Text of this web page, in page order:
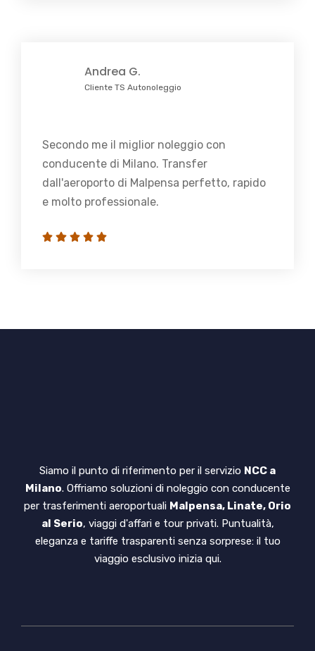
Andrea G.
Cliente TS Autonoleggio
Secondo me il miglior noleggio con
conducente di Milano. Transfer
dall'aeroporto di Malpensa perfetto, rapido
e molto professionale.
Siamo il punto di riferimento per il servizio NCC a
Milano. Offriamo soluzioni di noleggio con conducente
per trasferimenti aeroportuali Malpensa, Linate, Orio
al Serio, viaggi d'affari e tour privati. Puntualità,
eleganza e tariffe trasparenti senza sorprese: il tuo
viaggio esclusivo inizia qui.